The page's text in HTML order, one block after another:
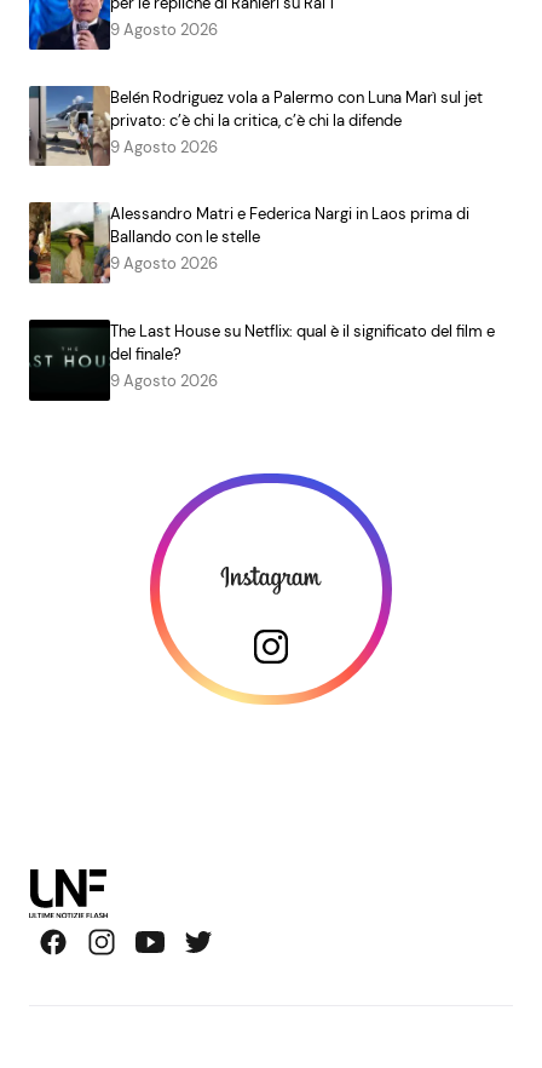
9 Agosto 2026
Belén Rodriguez vola a Palermo con Luna Marì sul jet
privato: c’è chi la critica, c’è chi la difende
9 Agosto 2026
Alessandro Matri e Federica Nargi in Laos prima di
Ballando con le stelle
9 Agosto 2026
The Last House su Netflix: qual è il significato del film e
del finale?
9 Agosto 2026